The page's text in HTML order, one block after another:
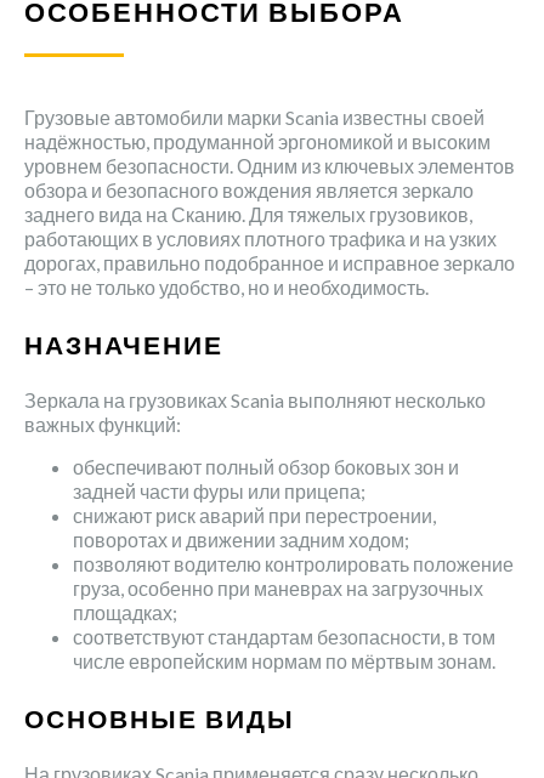
ОСОБЕННОСТИ ВЫБОРА
Грузовые автомобили марки Scania известны своей
надёжностью, продуманной эргономикой и высоким
уровнем безопасности. Одним из ключевых элементов
обзора и безопасного вождения является зеркало
заднего вида на Сканию. Для тяжелых грузовиков,
работающих в условиях плотного трафика и на узких
дорогах, правильно подобранное и исправное зеркало
– это не только удобство, но и необходимость.
НАЗНАЧЕНИЕ
Зеркала на грузовиках Scania выполняют несколько
важных функций:
обеспечивают полный обзор боковых зон и
задней части фуры или прицепа;
снижают риск аварий при перестроении,
поворотах и движении задним ходом;
позволяют водителю контролировать положение
груза, особенно при маневрах на загрузочных
площадках;
соответствуют стандартам безопасности, в том
числе европейским нормам по мёртвым зонам.
ОСНОВНЫЕ ВИДЫ